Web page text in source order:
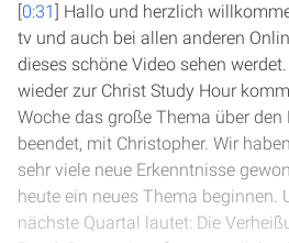
[0:31] Hallo und herzlich
tv und auch bei allen anderen
dieses schöne Video sehen
wieder zur Christ Study Hour
Woche das große Thema über
beendet, mit Christopher. Wir
sehr viele neue Erkenntnisse
heute ein neues Thema beginnen.
nächste Quartal lautet: Die